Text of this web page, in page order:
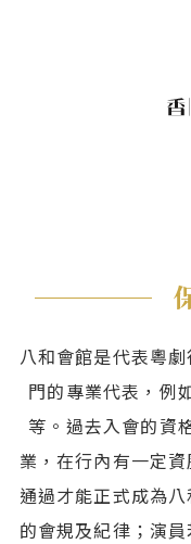
八和會館是代表粵
門的專業代表，例
等。過去入會的資
業，在行內有一定
通過才能正式成為
的會規及紀律；演